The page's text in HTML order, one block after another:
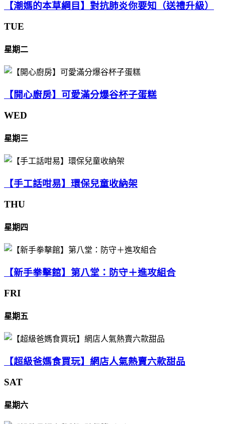
【潮媽的本草綱目】對抗肺炎你要知（送禮升級）
TUE
星期二
【開心廚房】可愛滿分爆谷杯子蛋糕
WED
星期三
【手工話咁易】環保兒童收納架
THU
星期四
【新手拳擊館】第八堂：防守＋進攻組合
FRI
星期五
【超級爸媽食買玩】網店人氣熱賣六款甜品
SAT
星期六